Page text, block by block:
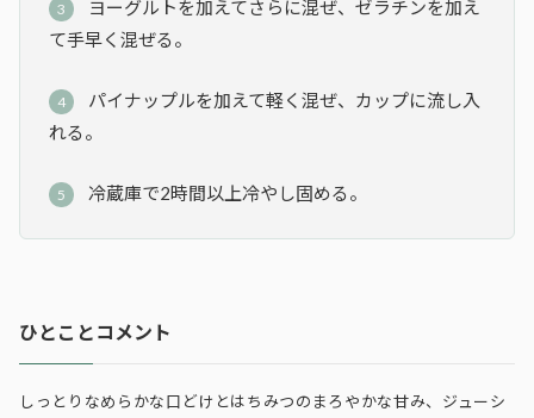
ヨーグルトを加えてさらに混ぜ、ゼラチンを加え
て手早く混ぜる。
パイナップルを加えて軽く混ぜ、カップに流し入
れる。
冷蔵庫で2時間以上冷やし固める。
ひとことコメント
しっとりなめらかな口どけとはちみつのまろやかな甘み、ジューシ